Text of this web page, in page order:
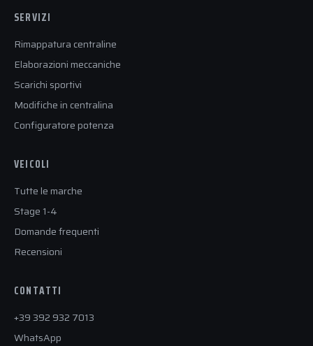
SERVIZI
Rimappatura centraline
Elaborazioni meccaniche
Scarichi sportivi
Modifiche in centralina
Configuratore potenza
VEICOLI
Tutte le marche
Stage 1-4
Domande frequenti
Recensioni
CONTATTI
+39 392 932 7013
WhatsApp